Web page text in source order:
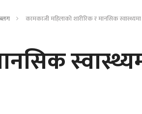
कामकाजी महिलाको शारीरिक र मानसिक